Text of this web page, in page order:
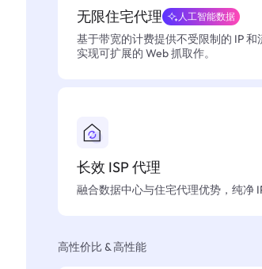
无限住宅代理 人工智能数据
基于带宽的计费提供不受限制的 IP
实现可扩展的 Web 抓取作。
长效 ISP 代理
融合数据中心与住宅代理优势，纯净
高性价比 & 高性能